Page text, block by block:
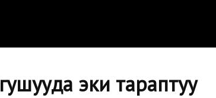
эки тараптуу